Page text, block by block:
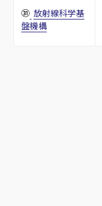
㉛ 放射線科学基
盤機構